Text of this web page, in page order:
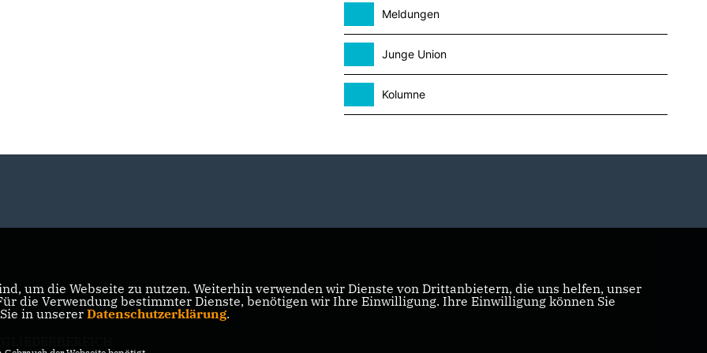
Meldungen
Junge Union
Kolumne
um die Webseite zu nutzen. Weiterhin verwenden wir Dienste von Drittanbietern, die uns helfen, unser
die Verwendung bestimmter Dienste, benötigen wir Ihre Einwilligung. Ihre Einwilligung können Sie
in unserer Datenschutzerklärung.